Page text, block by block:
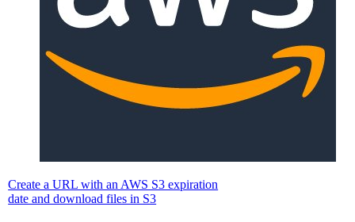
Create a URL with an AWS S3 expiration
date and download files in S3